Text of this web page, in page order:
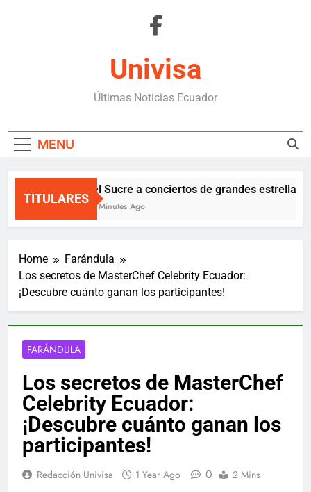
Univisa
Últimas Noticias Ecuador
MENU
TITULARES
Del Sucre a conciertos de grandes estrellas
20 Minutes Ago
Home
Farándula
Los secretos de MasterChef Celebrity Ecuador:
¡Descubre cuánto ganan los participantes!
FARÁNDULA
Los secretos de MasterChef
Celebrity Ecuador:
¡Descubre cuánto ganan los
participantes!
Redacción Univisa 1 Year Ago 0 2 Mins